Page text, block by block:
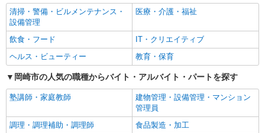
清掃・警備・ビルメンテナンス・
設備管理
医療・介護・福祉
飲食・フード
IT・クリエイティブ
ヘルス・ビューティー
教育・保育
岡崎市の人気の職種からバイト・アルバイト・パートを探す
塾講師・家庭教師
建物管理・設備管理・マンション
管理員
調理・調理補助・調理師
食品製造・加工